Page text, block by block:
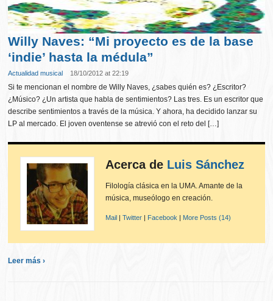
Willy Naves: “Mi proyecto es de la base
‘indie’ hasta la médula”
Actualidad musical 18/10/2012 at 22:19
Si te mencionan el nombre de Willy Naves, ¿sabes quién es? ¿Escritor?
¿Músico? ¿Un artista que habla de sentimientos? Las tres. Es un escritor que
describe sentimientos a través de la música. Y ahora, ha decidido lanzar su
LP al mercado. El joven oventense se atrevió con el reto del […]
Acerca de Luis Sánchez
Filología clásica en la UMA. Amante de la
música, museólogo en creación.
Mail |Twitter | Facebook | More Posts (14)
Leer más ›